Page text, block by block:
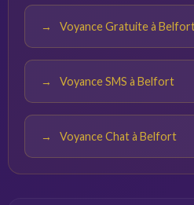
Voyance Gratuite à
Voyance SMS à Belfort
Voyance Chat à Belfort